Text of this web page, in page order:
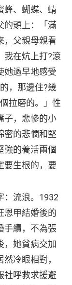
蜂、蝴蝶、蜻
的頭上：「滿
，父親母親看
我在炕上打?滾
她過早地感受
，那邊住?幾
拉磨的。」性
子，悲慘的小
密的悲憫和堅
強的養活兩個
要生根的，要
：流浪。1932
恩甲結婚後的
手續，不為張
，她貧病交加
冷眼相對，
社呼救求援邂